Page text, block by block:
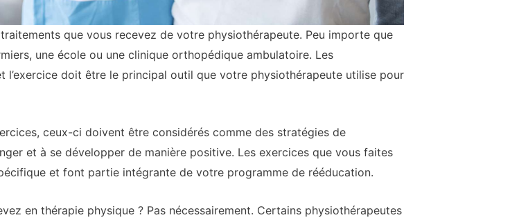
que vous recevez de votre physiothérapeute. Peu importe que
une école ou une clinique orthopédique ambulatoire. Les
doit être le principal outil que votre physiothérapeute utilise pour
ceux-ci doivent être considérés comme des stratégies de
et à se développer de manière positive. Les exercices que vous faites
et font partie intégrante de votre programme de rééducation.
en thérapie physique ? Pas nécessairement. Certains physiothérapeutes